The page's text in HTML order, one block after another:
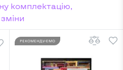
комплектацію,
РЕКОМЕНДУЄМО